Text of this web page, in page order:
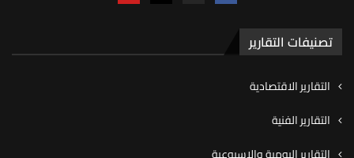
تصنيفات التقارير
التقارير الاقتصادية
التقارير الفنية